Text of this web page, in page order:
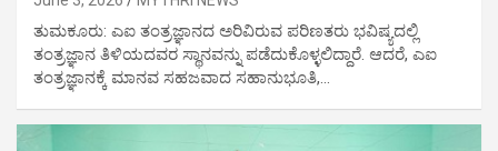
ತುಮಕೂರು: ಎಐ ತಂತ್ರಜ್ಞಾನದ ಅರಿವಿರುವ ಪರಿಣತರು ಭವಿಷ್ಯದಲ್ಲಿ
ತಂತ್ರಜ್ಞಾನ ತಿಳಿಯದವರ ಸ್ಥಾನವನ್ನು ಪಡೆದುಕೊಳ್ಳಲಿದ್ದಾರೆ. ಆದರೆ, ಎಐ
ತಂತ್ರಜ್ಞಾನಕ್ಕೆ ಮಾನವ ಸಹಜವಾದ ಸಹಾನುಭೂತಿ,…